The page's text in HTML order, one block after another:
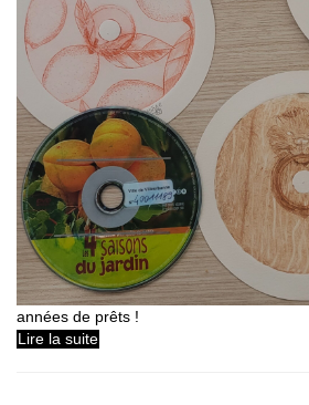
années de prêts !
Lire la suite